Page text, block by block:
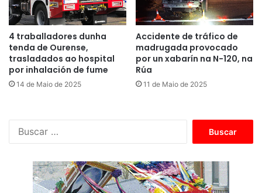
4 traballadores dunha
tenda de Ourense,
trasladados ao hospital
por inhalación de fume
14 de Maio de 2025
Accidente de tráfico de
madrugada provocado
por un xabarín na N-120, na
Rúa
11 de Maio de 2025
c
a
r